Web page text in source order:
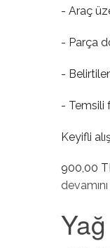
- Araç
- Parça
-
- Temsili
Keyifli
900,00 TL
Klima